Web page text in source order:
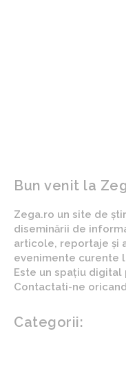
Bun venit la
Zega.ro un site de
diseminării de
articole, reportaje și
evenimente curente
Este un spațiu
Contactati-ne
Categorii: